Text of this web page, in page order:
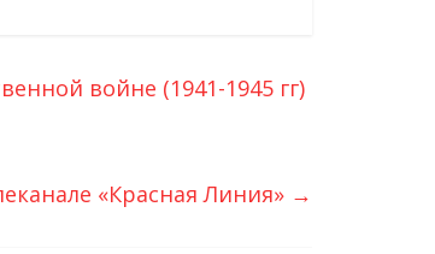
войне (1941-1945 гг)
«Красная Линия» →